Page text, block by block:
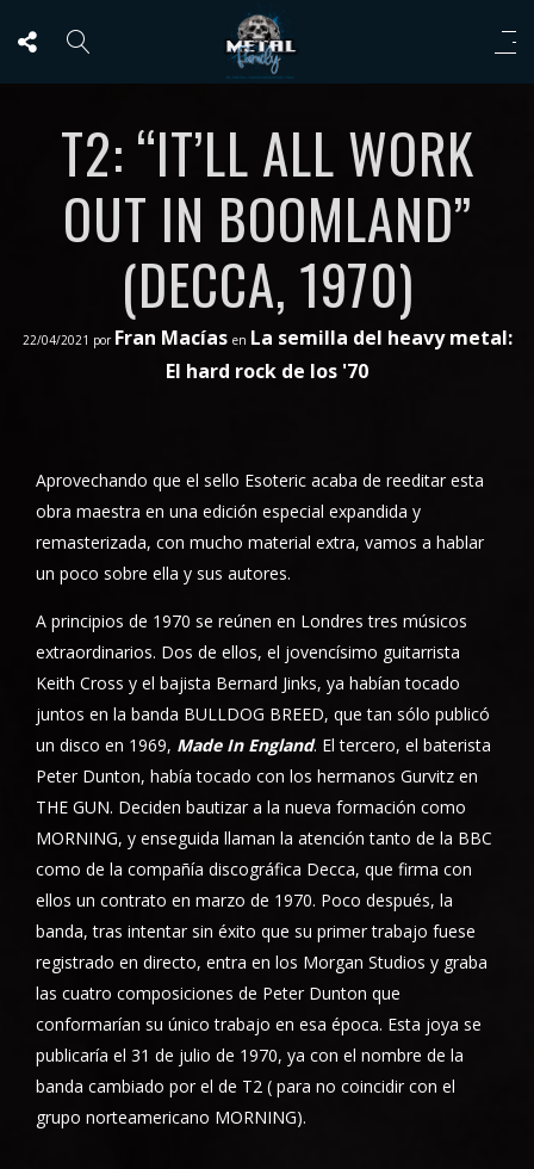
T2: “IT’LL ALL WORK
OUT IN BOOMLAND”
(DECCA, 1970)
22/04/2021 por Fran Macías en La semilla del heavy metal:
El hard rock de los '70
Aprovechando que el sello Esoteric acaba de reeditar esta
obra maestra en una edición especial expandida y
remasterizada, con mucho material extra, vamos a hablar
un poco sobre ella y sus autores.
A principios de 1970 se reúnen en Londres tres músicos
extraordinarios. Dos de ellos, el jovencísimo guitarrista
Keith Cross y el bajista Bernard Jinks, ya habían tocado
juntos en la banda BULLDOG BREED, que tan sólo publicó
un disco en 1969, Made In England. El tercero, el baterista
Peter Dunton, había tocado con los hermanos Gurvitz en
THE GUN. Deciden bautizar a la nueva formación como
MORNING, y enseguida llaman la atención tanto de la BBC
como de la compañía discográfica Decca, que firma con
ellos un contrato en marzo de 1970. Poco después, la
banda, tras intentar sin éxito que su primer trabajo fuese
registrado en directo, entra en los Morgan Studios y graba
las cuatro composiciones de Peter Dunton que
conformarían su único trabajo en esa época. Esta joya se
publicaría el 31 de julio de 1970, ya con el nombre de la
banda cambiado por el de T2 ( para no coincidir con el
grupo norteamericano MORNING).